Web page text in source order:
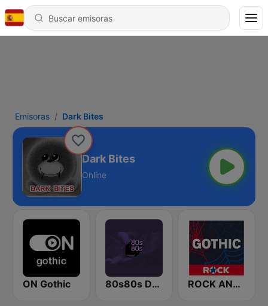
Emisoras Dark Bites
Dark Bites
Online
ON Gothic 80s80s Dark Wave ROCK ANTENNE Gothic